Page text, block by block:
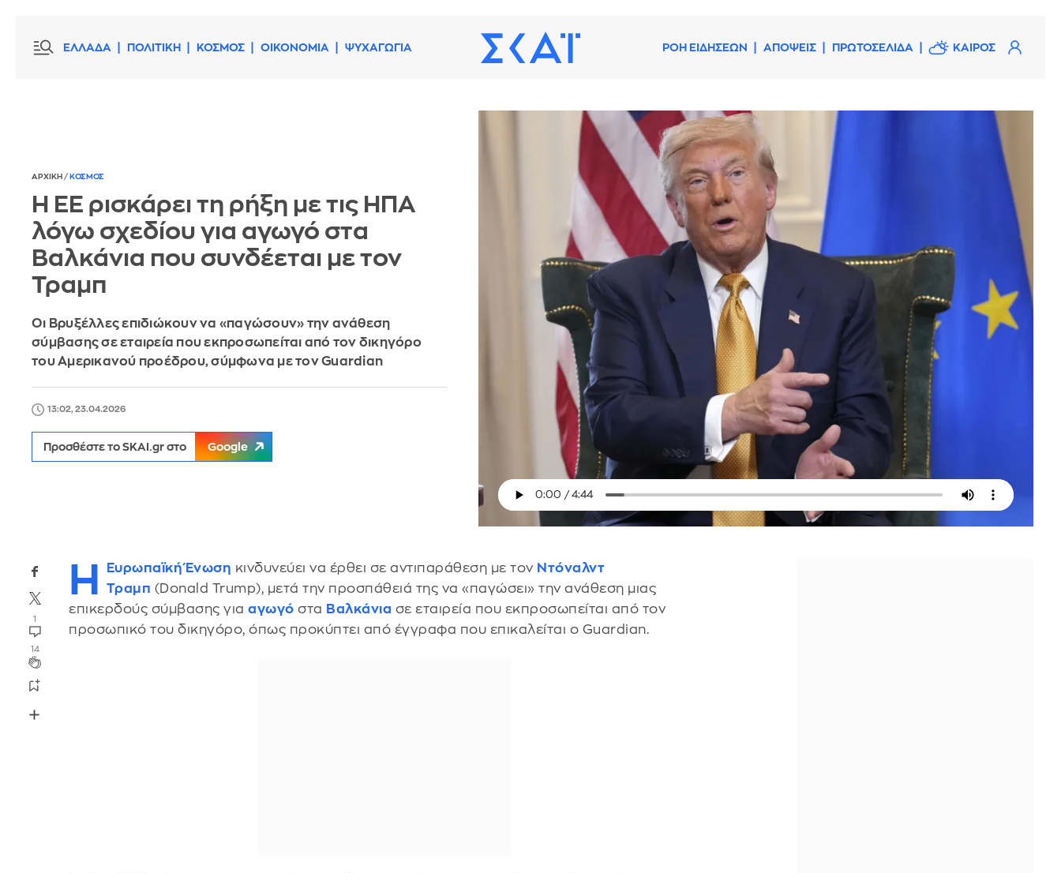
ΕΛΛΑΔΑ ΠΟΛΙΤΙΚΗ ΚΟΣΜΟΣ ΟΙΚΟΝΟΜΙΑ ΨΥΧΑΓΩΓΙΑ ΡΟΗ ΕΙΔΗΣΕΩΝ ΑΠΟΨΕΙΣ ΠΡΩΤΟΣΕΛΙΔΑ ΚΑΙΡΟΣ
ΑΡΧΙΚΗ / ΚΟΣΜΟΣ
Η ΕΕ ρισκάρει τη ρήξη με τις ΗΠΑ
λόγω σχεδίου για αγωγό στα
Βαλκάνια που συνδέεται με τον
Τραμπ
Οι Βρυξέλλες επιδιώκουν να «παγώσουν» την ανάθεση
σύμβασης σε εταιρεία που εκπροσωπείται από τον δικηγόρο
του Αμερικανού προέδρου, σύμφωνα με τον Guardian
13:02, 23.04.2026
Προσθέστε το SKAI.gr στο Google
1
14
Η Ευρωπαϊκή Ένωση κινδυνεύει να έρθει σε αντιπαράθεση με τον Ντόναλντ
Τραμπ (Donald Trump), μετά την προσπάθειά της να «παγώσει» την ανάθεση μιας
επικερδούς σύμβασης γιααγωγό στα Βαλκάνια σε εταιρεία που εκπροσωπείται από τον
προσωπικό του δικηγόρο, όπως προκύπτει από έγγραφα που επικαλείται ο Guardian.